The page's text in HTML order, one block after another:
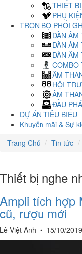
THIẾT
PHỤ
TRỌN BỘ PHỐI
DÀN ÂM
DÀN ÂM
DÀN ÂM
COMBO
ÂM
HỘI
ÂM
ĐẦU
DỰ ÁN TIÊU BIỂU
Khuyến mãi & Sự
Trang Chủ
Tin tức
Thiết bị nghe
Ampli tích hợp
cũ, rượu mới
Lê Việt Anh • 15/10/